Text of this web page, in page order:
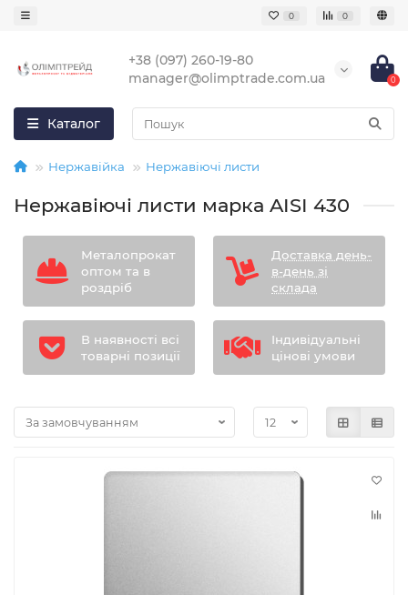
0 0
+38 (097) 260-19-80
manager@olimptrade.com.ua
0
Каталог
Нержавійка Нержавіючі листи
Нержавіючі листи марка AISI 430
Металопрокат
оптом та в
роздріб
Доставка день-
в-день зі
склада
В наявності всі
товарні позиції
Індивідуальні
цінові умови